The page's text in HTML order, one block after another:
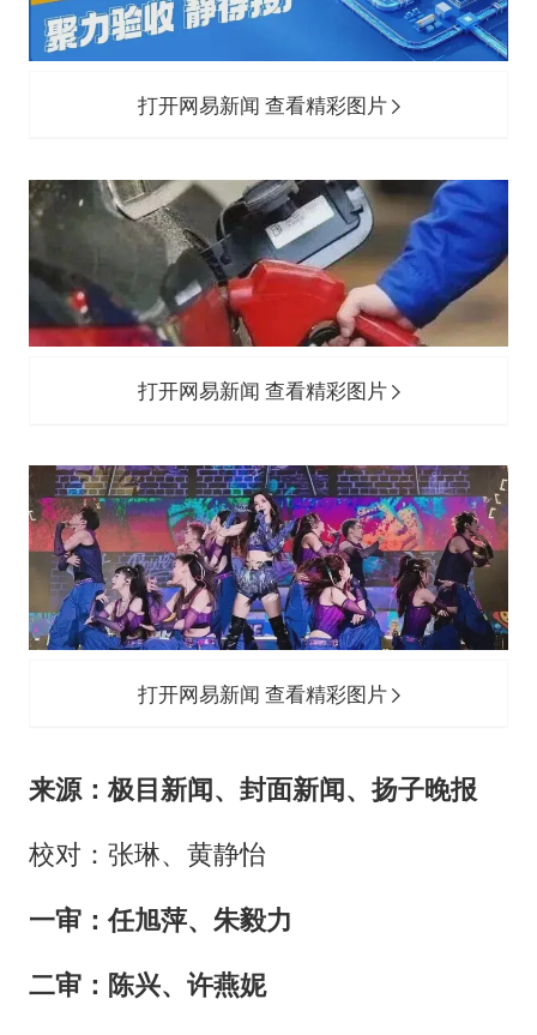
打开网易新闻 查看精彩图片
打开网易新闻 查看精彩图片
打开网易新闻 查看精彩图片
来源：极目新闻、封面新闻、扬子晚报
校对：张琳、黄静怡
一审：任旭萍、朱毅力
二审：陈兴、许燕妮